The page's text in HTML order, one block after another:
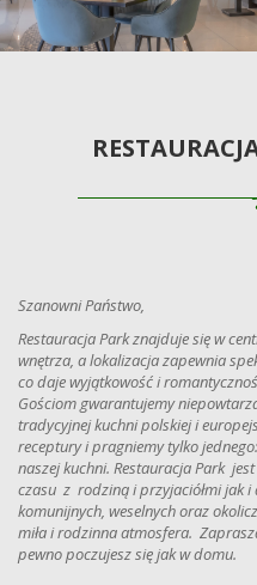
Szanowni Państwo,
Restauracja Park znajduje się w
wnętrza, a lokalizacja zapewnia
co daje wyjątkowość i
Gościom gwarantujemy
tradycyjnej kuchni polskiej i
receptury i pragniemy tylko
naszej kuchni. Restauracja Park
czasu z rodziną i przyjaciółmi jak
komunijnych, weselnych oraz
miła i rodzinna atmosfera.
pewno poczujesz się jak w domu.